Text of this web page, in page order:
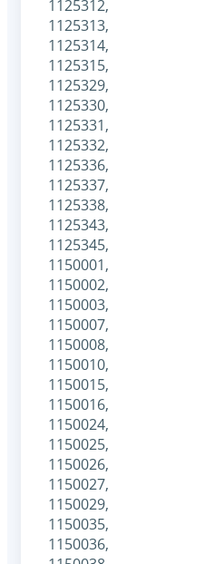
1125312,
1125313,
1125314,
1125315,
1125329,
1125330,
1125331,
1125332,
1125336,
1125337,
1125338,
1125343,
1125345,
1150001,
1150002,
1150003,
1150007,
1150008,
1150010,
1150015,
1150016,
1150024,
1150025,
1150026,
1150027,
1150029,
1150035,
1150036,